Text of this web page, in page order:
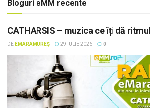
Bloguri eMM recente
CATHARSIS – muzica ce îți dă
DE EMARAMUREȘ 29 IULIE 2026 0